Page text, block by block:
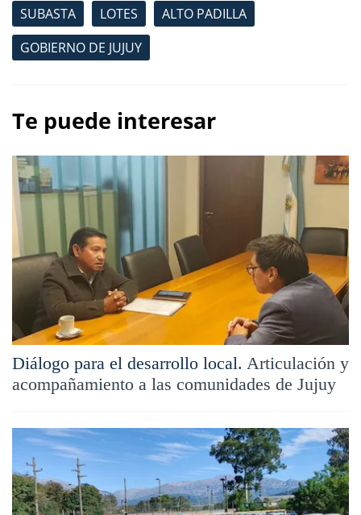
SUBASTA LOTES
ALTO PADILLA
GOBIERNO DE JUJUY
Te puede interesar
Diálogo para el desarrollo local. Articulación y
acompañamiento a las comunidades de Jujuy